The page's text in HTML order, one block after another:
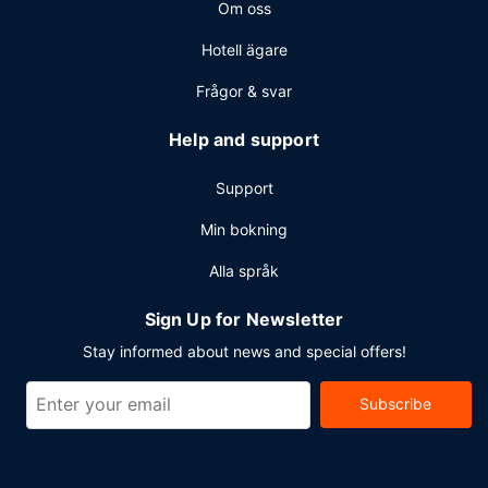
Om oss
Hotell ägare
Frågor & svar
Help and support
Support
Min bokning
Alla språk
Sign Up for Newsletter
Stay informed about news and special offers!
Subscribe